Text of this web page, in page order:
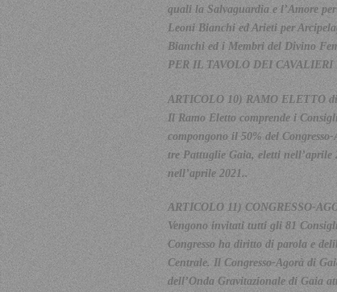
quali la Salvaguardia e l’Amore
Leoni Bianchi ed Arieti per
Bianchi ed i Membri del Divino
PER IL TAVOLO DEI CAVALIERI
ARTICOLO 10) RAMO ELETTO
Il Ramo Eletto comprende i
compongono il 50% del
tre Pattuglie Gaia, eletti
nell’aprile 2021..
ARTICOLO 11) CONGRESSO-
Vengono invitati tutti gli 81
Congresso ha diritto di parola e
Centrale. Il Congresso-Agorà di
dell’Onda Gravitazionale di Gaia